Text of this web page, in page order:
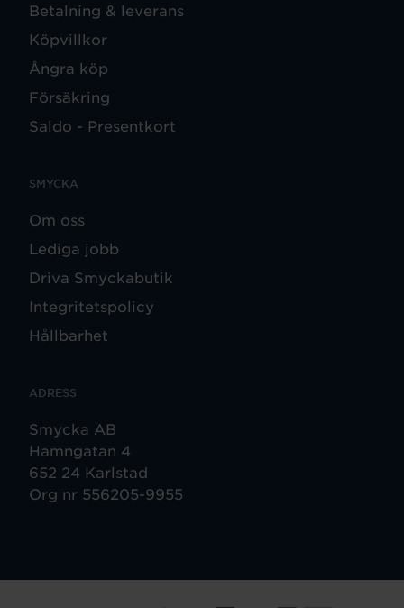
Betalning & leverans
Köpvillkor
Ångra köp
Försäkring
Saldo - Presentkort
SMYCKA
Om oss
Lediga jobb
Driva Smyckabutik
Integritetspolicy
Hållbarhet
ADRESS
Smycka AB
Hamngatan 4
652 24 Karlstad
Org nr 556205-9955